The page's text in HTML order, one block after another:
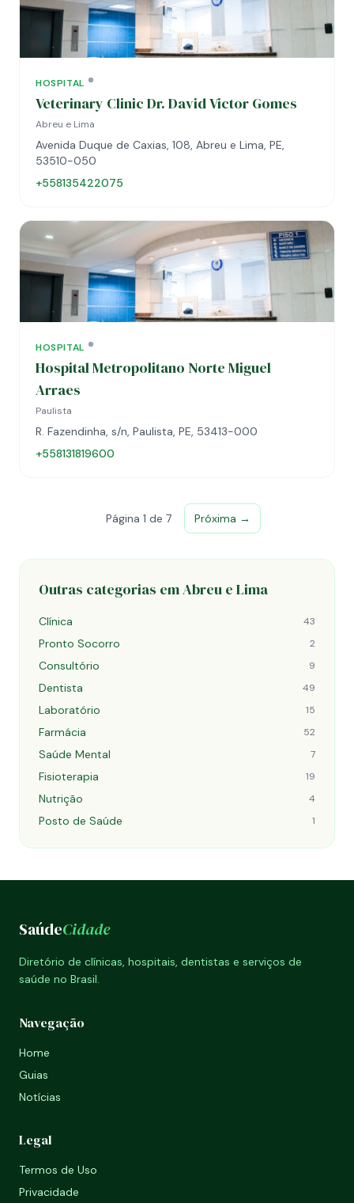
HOSPITAL
Veterinary Clinic Dr. David Victor Gomes
Abreu e Lima
Avenida Duque de Caxias, 108, Abreu e Lima, PE,
53510-050
+558135422075
HOSPITAL
Hospital Metropolitano Norte Miguel
Arraes
Paulista
R. Fazendinha, s/n, Paulista, PE, 53413-000
+558131819600
Página 1 de 7 Próxima →
Outras categorias em Abreu e Lima
Clínica 43
Pronto Socorro 2
Consultório 9
Dentista 49
Laboratório 15
Farmácia 52
Saúde Mental 7
Fisioterapia 19
Nutrição 4
Posto de Saúde 1
SaúdeCidade
Diretório de clínicas, hospitais, dentistas e serviços de
saúde no Brasil.
Navegação
Home
Guias
Notícias
Legal
Termos de Uso
Privacidade